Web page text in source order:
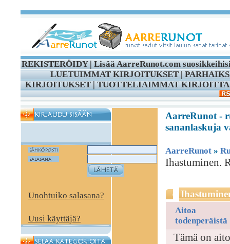
REKISTERÖIDY|Lisää AarreRunot.com
LUETUIMMAT KIRJOITUKSET|
KIRJOITUKSET|TUOTTELIAIMMAT
Unohtuiko salasana?
Uusi käyttäjä?
AarreRunot -
sananlaskuja
AarreRunot »
Ihastuminen.
Aitoa
todenperäistä
Tämä on